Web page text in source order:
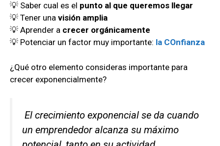
💡 Saber cual es el punto al que queremos llegar
💡 Tener una visión amplia
💡 Aprender a crecer orgánicamente
💡 Potenciar un factor muy importante: la COnfianza
¿Qué otro elemento consideras importante para
crecer exponencialmente?
El crecimiento exponencial se da cuando
un emprendedor alcanza su máximo